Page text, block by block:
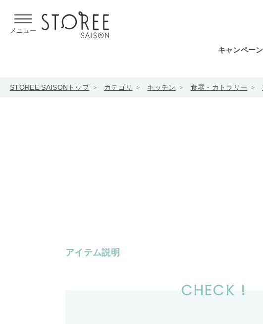
メニュー
キャンペー
STOREE SAISONトップ カテゴリ キッチン 食器・カトラリー
アイテム説明
CHECK !